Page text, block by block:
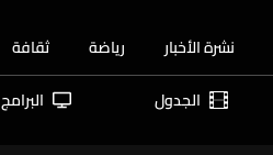
نشرة الأخبار رياضة ثقافة
الجدول البرامج